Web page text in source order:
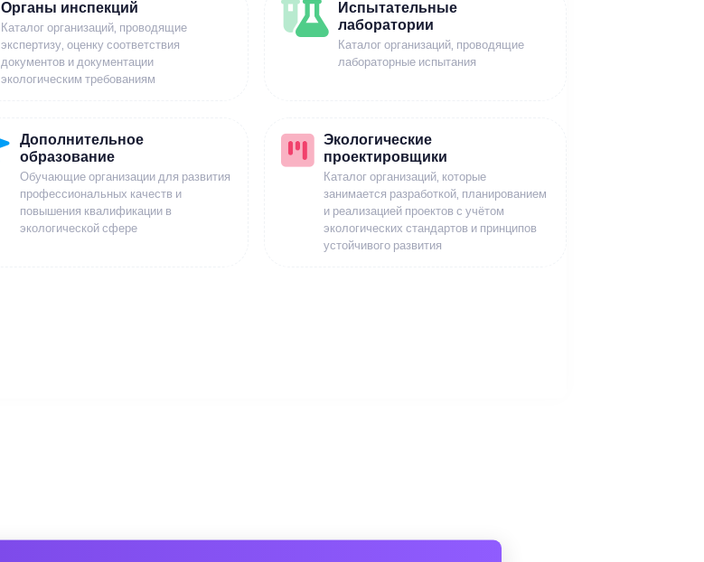
Органы инспекций
Каталог организаций, проводящие
экспертизу, оценку соответствия
документов и документации
экологическим требованиям
Испытательные
лаборатории
Каталог организаций, проводящие
лабораторные испытания
Дополнительное
образование
Обучающие организации для развития
профессиональных качеств и
повышения квалификации в
экологической сфере
Экологические
проектировщики
Каталог организаций, которые
занимается разработкой, планированием
и реализацией проектов с учётом
экологических стандартов и принципов
устойчивого развития